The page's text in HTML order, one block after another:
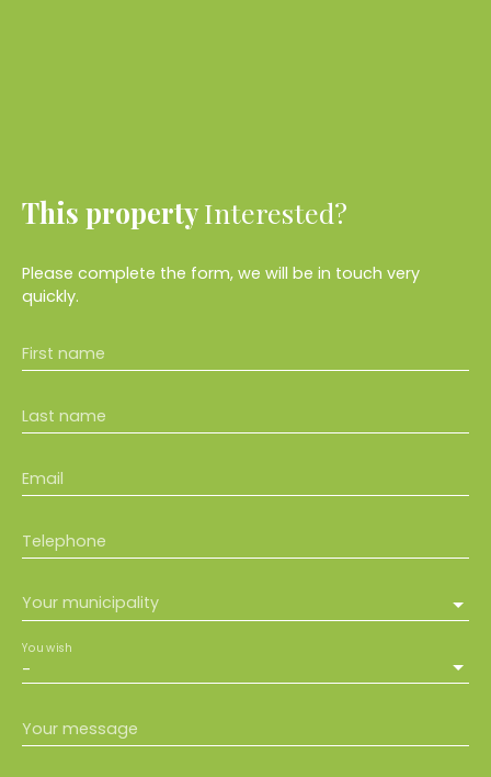
This property Interested?
Please complete the form, we will be in touch very
quickly.
First name
Last name
Email
Telephone
Your municipality
-
You wish
Your message